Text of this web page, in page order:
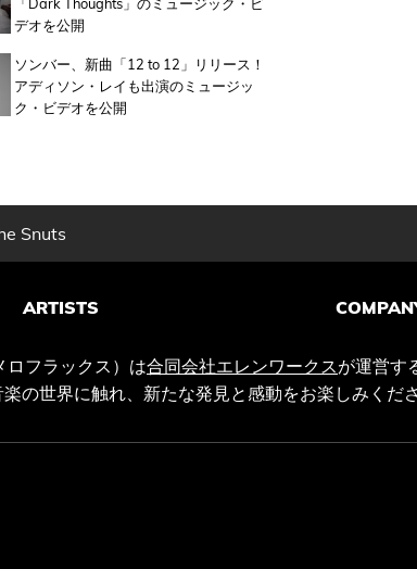
「Dark Thoughts」のミュージック・ビ
デオを公開
ソンバー、新曲「12 to 12」リリース！
アディソン・レイも出演のミュージッ
ク・ビデオを公開
Snuts
ARTISTS
ロフラックス）は合同会社エレンワークスが運営す
の世界に触れ、新たな発見と感動をお楽しみくださ